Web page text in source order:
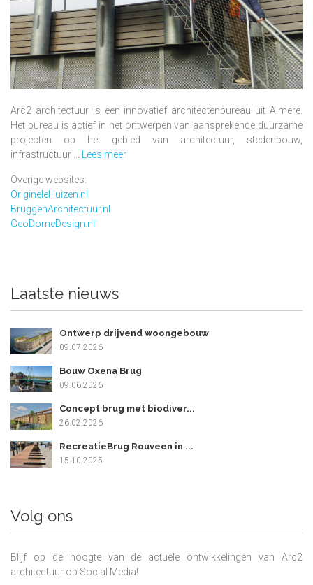
Arc2 architectuur is een innovatief architectenbureau uit Almere.
Het bureau is actief in het ontwerpen van aansprekende duurzame
projecten op het gebied van architectuur, stedenbouw,
infrastructuur ... Lees meer
Overige websites:
OrigineleHuizen.nl
BruggenArchitectuur.nl
GeoDomeDesign.nl
Laatste nieuws
Ontwerp drijvend woongebouw
09.07.2026
Bouw Oxena Brug
09.06.2026
Concept brug met biodiver...
26.02.2026
RecreatieBrug Rouveen in ...
15.10.2025
Volg ons
Blijf op de hoogte van de actuele ontwikkelingen van Arc2
architectuur op Social Media!